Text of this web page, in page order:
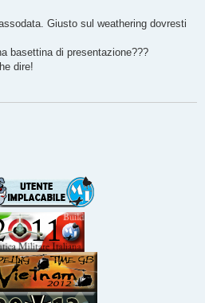
Giusto sul weathering dovresti
basettina di presentazione???
dire!